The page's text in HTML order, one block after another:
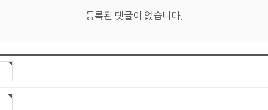
등록된 댓글이 없습니다.